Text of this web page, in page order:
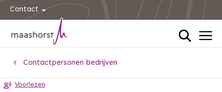
Contact
HomeContactpersonen bedrijven
Voorlezen